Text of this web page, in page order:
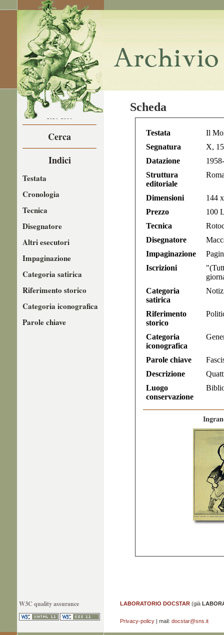
LA CARICATURA
NEL
1850-1860
Cerca
Indici
Testata
Cronologia
Tecnica
Disegnatore
Altri esecutori
Impaginazione
Categoria satirica
Riferimento storico
Categoria iconografica
Parole chiave
Scheda
Testata
Il
Segnatura
X, 15
Datazione
Struttura
editoriale
Dimensioni
144
Prezzo
100
Tecnica
Disegnatore
Impaginazione
Iscrizioni
Categoria
satirica
Riferimento
storico
Categoria
iconografica
Parole chiave
Descrizione
Luogo
conservazione
W3C quality assurance LABORATORIO DOCSTAR (già
Privacy-policy | mail: docstar@sns.it